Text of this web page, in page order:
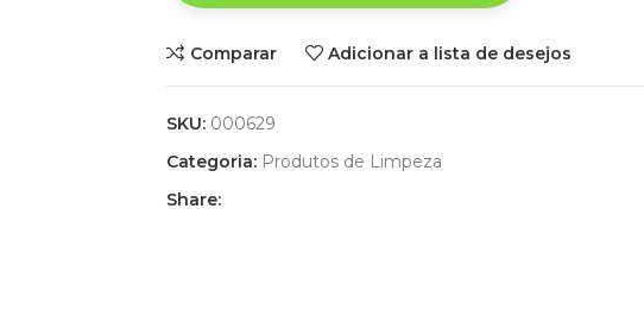
Comparar Adicionar a lista de desejos
SKU: 000629
Categoria: Produtos de Limpeza
Share: